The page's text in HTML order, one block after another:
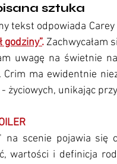
sztuka
tekst odpowiada
godziny”. Zachwycałam
uwagę na świetnie
Crim ma ewidentnie
życiowych, unikając
na scenie pojawia się
wartości i definicja